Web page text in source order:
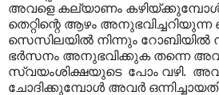
അവളെ കല്യാണം കഴിയ്ക്കുമ്പോൾ
തെറ്റിന്റെ ആഴം
സെസിലയിൽ നിന്നും റോബിയിൽ
ഭർസനം അനുഭവിക്കുക തന്നെ
സ്വയംശിക്ഷയുടെ പോം വഴി.
ചോദിക്കുമ്പോൾ അവർ